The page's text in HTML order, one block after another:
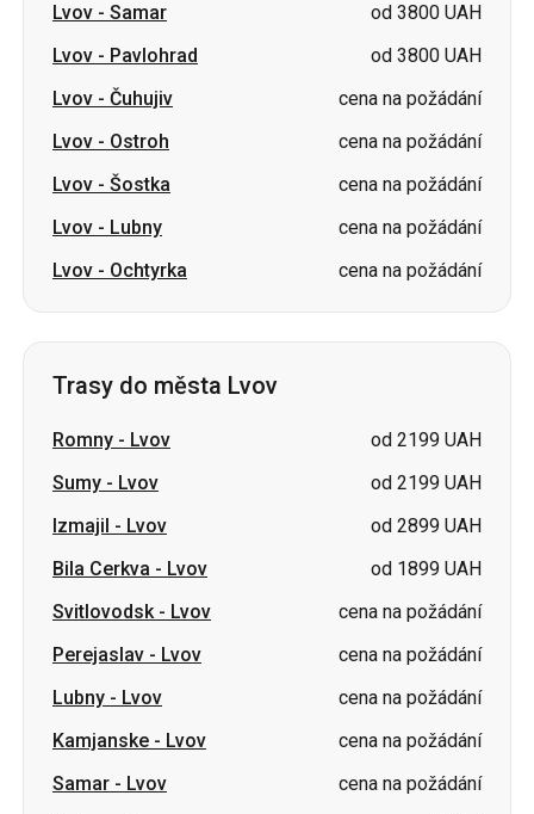
Lvov - Samar
od 3800 UAH
Lvov - Pavlohrad
od 3800 UAH
Lvov - Čuhujiv
cena na požádání
Lvov - Ostroh
cena na požádání
Lvov - Šostka
cena na požádání
Lvov - Lubny
cena na požádání
Lvov - Ochtyrka cena na požádání
Trasy do města Lvov
Romny - Lvov
od 2199 UAH
Sumy - Lvov
od 2199 UAH
Izmajil - Lvov
od 2899 UAH
Bila Cerkva - Lvov
od 1899 UAH
Svitlovodsk- Lvov
cena na požádání
Perejaslav - Lvov
cena na požádání
Lubny - Lvov
cena na požádání
Kamjanske - Lvov
cena na požádání
Samar - Lvov
cena na požádání